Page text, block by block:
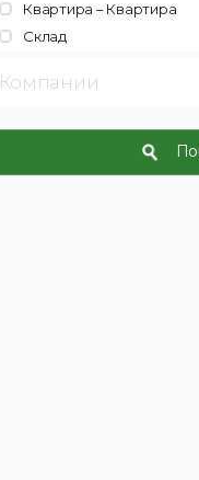
Квартира – Квартира
Склад
Компании